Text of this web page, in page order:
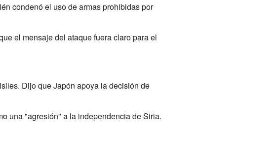
condenó el uso de armas prohibidas por
el mensaje del ataque fuera claro para el
Dijo que Japón apoya la decisión de
una "agresión" a la independencia de Siria.